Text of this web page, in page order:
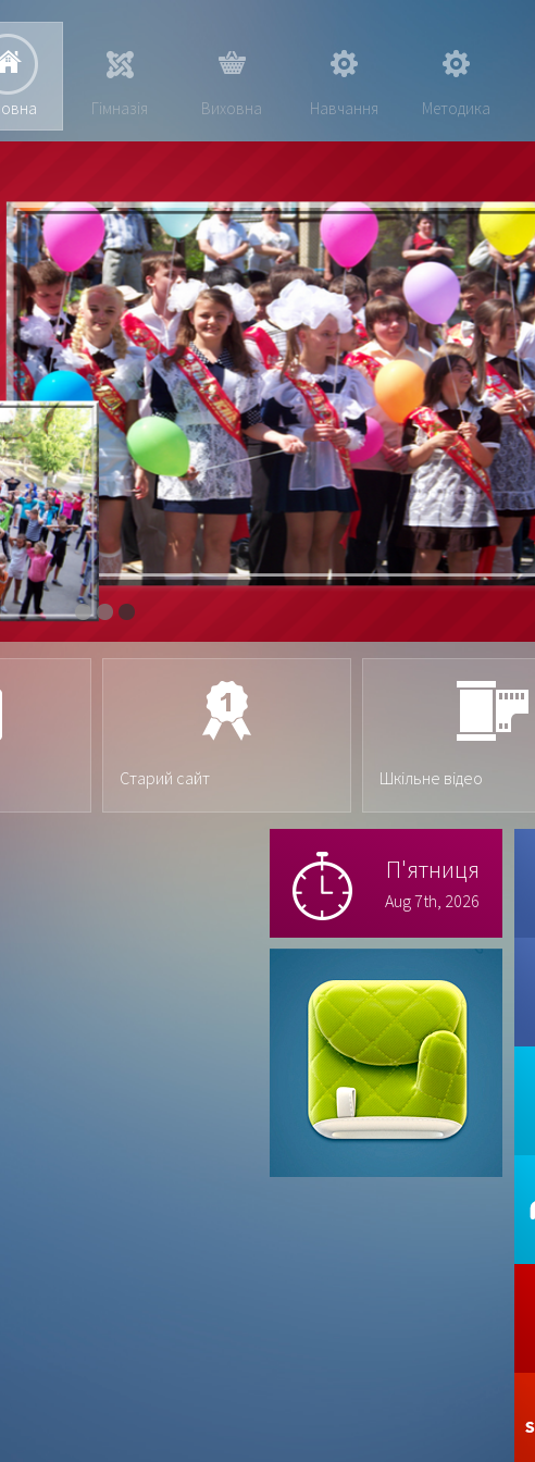
Гімназія Виховна Навчання Методика
Старий сайт Шкільне відео
П'ятниця
Aug 7th, 2026